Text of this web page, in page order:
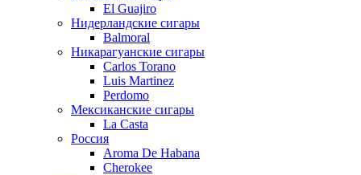
El Guajiro
Нидерландские сигары
Balmoral
Никарагуанские сигары
Carlos Torano
Luis Martinez
Perdomo
Мексиканские сигары
La Casta
Россия
Aroma De Habana
Cherokee